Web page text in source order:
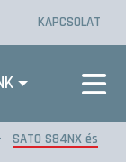
KAPCSOLAT
SATO S84NX és